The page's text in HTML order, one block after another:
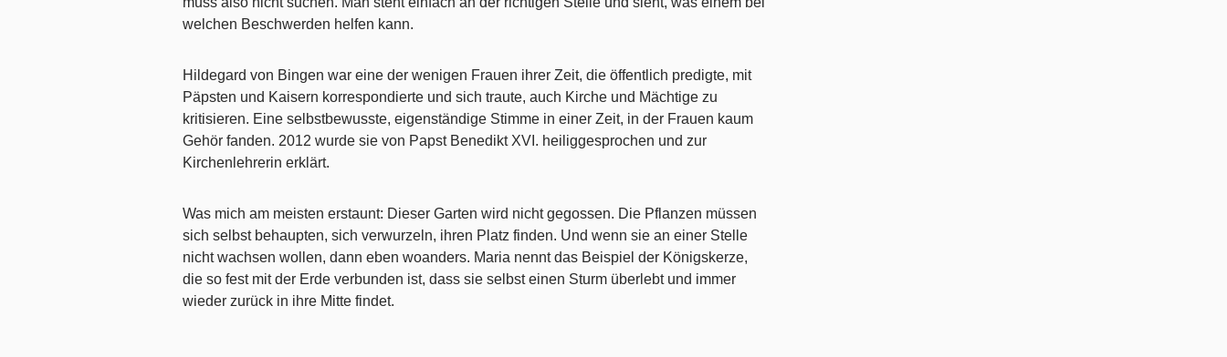
welchen Beschwerden helfen kann.
Hildegard von Bingen war eine der wenigen Frauen ihrer Zeit, die öffentlich predigte, mit
Päpsten und Kaisern korrespondierte und sich traute, auch Kirche und Mächtige zu
kritisieren. Eine selbstbewusste, eigenständige Stimme in einer Zeit, in der Frauen kaum
Gehör fanden. 2012 wurde sie von Papst Benedikt XVI. heiliggesprochen und zur
Kirchenlehrerin erklärt.
Was mich am meisten erstaunt: Dieser Garten wird nicht gegossen. Die Pflanzen müssen
sich selbst behaupten, sich verwurzeln, ihren Platz finden. Und wenn sie an einer Stelle
nicht wachsen wollen, dann eben woanders. Maria nennt das Beispiel der Königskerze,
die so fest mit der Erde verbunden ist, dass sie selbst einen Sturm überlebt und immer
wieder zurück in ihre Mitte findet.